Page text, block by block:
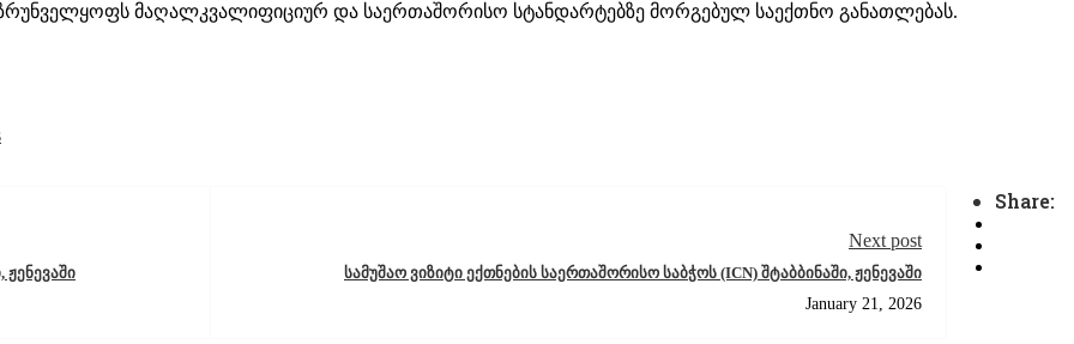
მაღალკვალიფიციურ და საერთაშორისო სტანდარტებზე მორგებულ საექთნო განათლებას.
Share:
ჟენევაში
Next post
სამუშაო ვიზიტი ექთნების საერთაშორისო საბჭოს (ICN) შტაბბინაში, ჟენევაში
January 21, 2026